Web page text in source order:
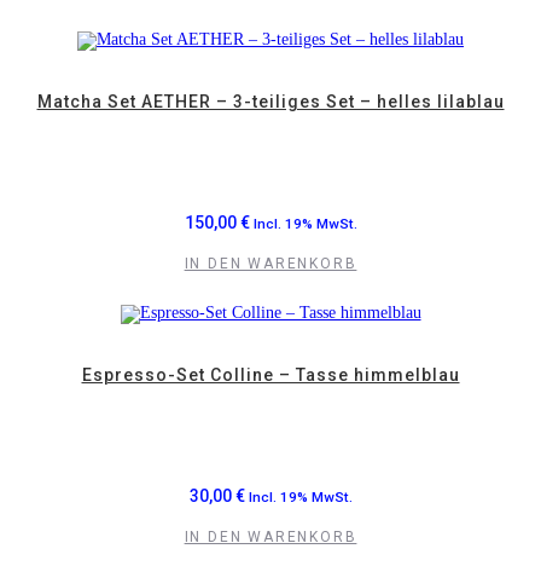
Matcha Set AETHER – 3-teiliges Set – helles lilablau
150,00€ Incl. 19% MwSt.
IN DEN WARENKORB
Espresso-Set Colline – Tasse himmelblau
30,00€ Incl. 19% MwSt.
IN DEN WARENKORB